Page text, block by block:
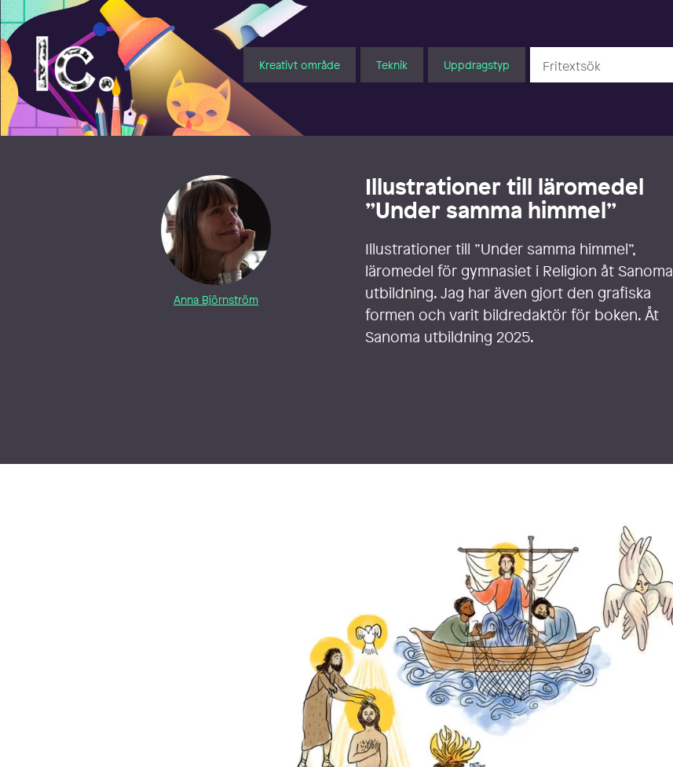
Illustratörcentrum
Kreativt område Teknik Uppdragstyp
Anna Björnström
Illustrationer till läromedel
”Under samma himmel”
Illustrationer till ”Under samma himmel”,
läromedel för gymnasiet i Religion åt Sanoma
utbildning. Jag har även gjort den grafiska
formen och varit bildredaktör för boken. Åt
Sanoma utbildning 2025.